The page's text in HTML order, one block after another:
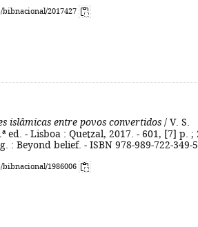
2017427
islâmicas entre povos convertidos / V. S.
ed. - Lisboa : Quetzal, 2017. - 601, [7] p. ;
: Beyond belief. - ISBN 978-989-722-349-5
1986006